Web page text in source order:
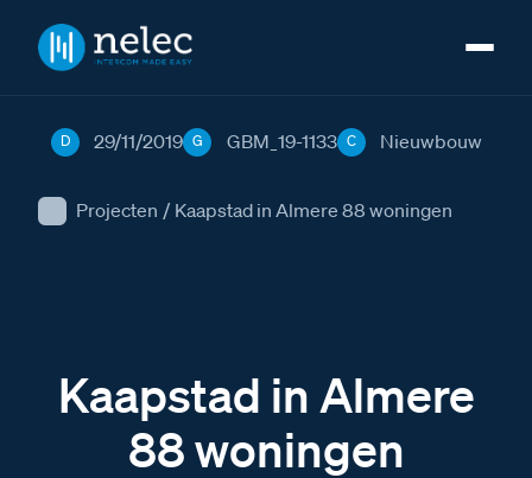
Projecten / Kaapstad in Almere 88 woningen
D 29/11/2019 G GBM_19-1133 C Nieuwbouw
Kaapstad in Almere
88 woningen